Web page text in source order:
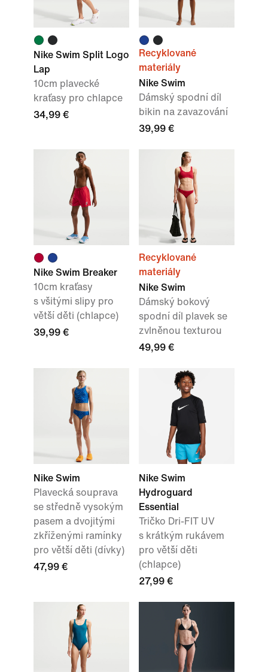
Nike Swim Split Logo
Lap
10cm plavecké
kraťasy pro chlapce
34,99 €
Recyklované
materiály
Nike Swim
Dámský spodní díl
bikin na zavazování
39,99 €
Nike Swim Breaker
10cm kraťasy
s všitými slipy pro
větší děti (chlapce)
39,99 €
Recyklované
materiály
Nike Swim
Dámský bokový
spodní díl plavek se
zvlněnou texturou
49,99 €
Nike Swim
Plavecká souprava
se středně vysokým
pasem a dvojitými
zkříženými ramínky
pro větší děti (dívky)
47,99 €
Nike Swim
Hydroguard
Essential
Tričko Dri-FIT UV
s krátkým rukávem
pro větší děti
(chlapce)
27,99 €